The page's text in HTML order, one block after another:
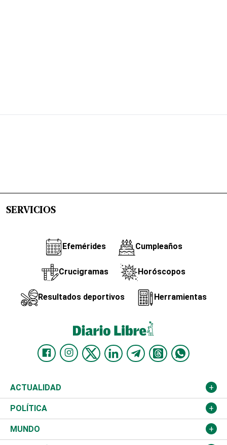
SERVICIOS
Efemérides Cumpleaños
Crucigramas Horóscopos
Resultados deportivos Herramientas
ACTUALIDAD
Nacional
Ciudad
POLÍTICA
Partidos
MUNDO